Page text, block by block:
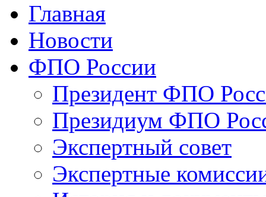
Главная
Новости
ФПО России
Президент ФПО
Президиум ФПО
Экспертный совет
Экспертные